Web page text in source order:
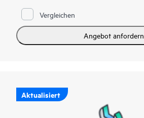
Vergleichen
Angebot anfordern
Aktualisiert